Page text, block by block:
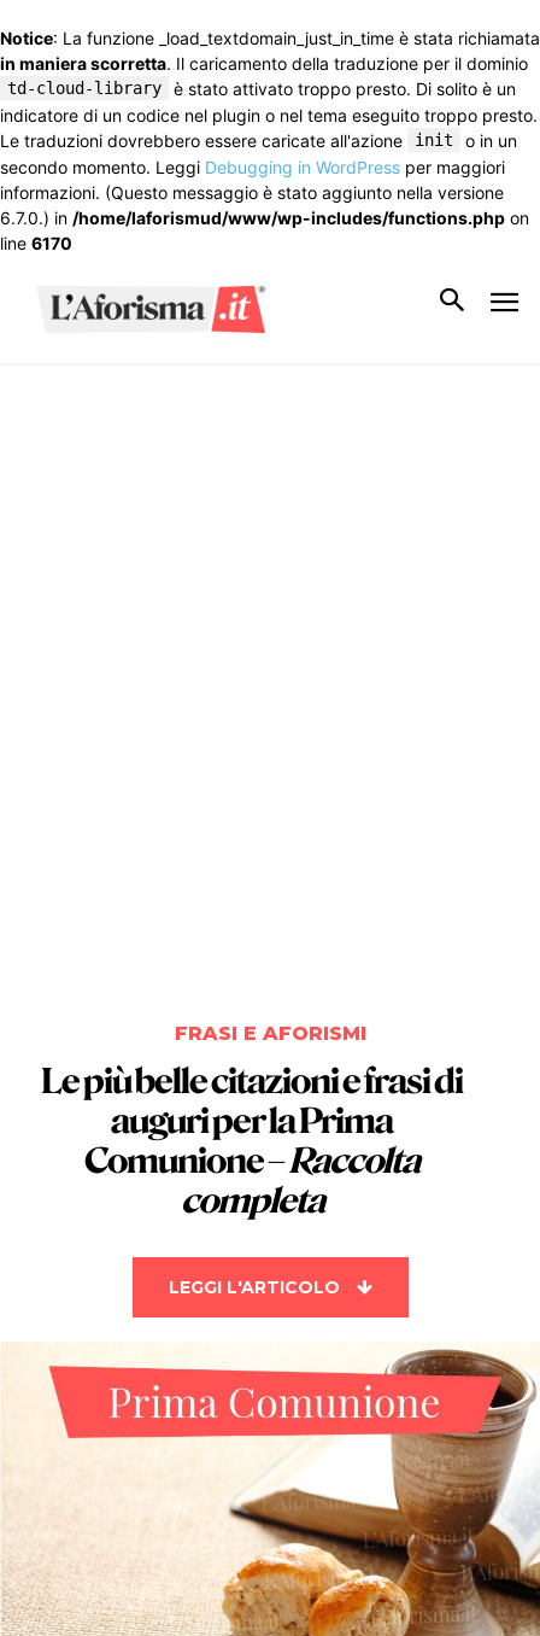
Notice: La funzione _load_textdomain_just_in_time è stata richiamata
in maniera scorretta. Il caricamento della traduzione per il dominio
td-cloud-library
è stato attivato troppo presto. Di solito è un
indicatore di un codice nel plugin o nel tema eseguito troppo presto.
Le traduzioni dovrebbero essere caricate all'azione
init
o in un
secondo momento. Leggi Debugging in WordPress per maggiori
informazioni. (Questo messaggio è stato aggiunto nella versione
6.7.0.) in /home/laforismud/www/wp-includes/functions.php on
line 6170
FRASI E AFORISMI
Le più bellecitazioni e frasi di
auguri per la Prima
Comunione–Raccolta
completa
LEGGI L'ARTICOLO